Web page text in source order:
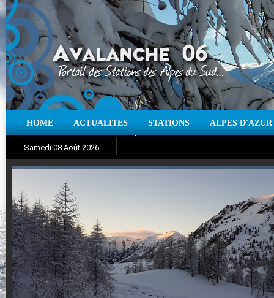
HOME ACTUALITES STATIONS ALPES D'AZUR
Samedi 08 Août 2026
Aujourd'hui : T° Min :°CT° Max :°C |
Suivez en direct l'actualité des stations